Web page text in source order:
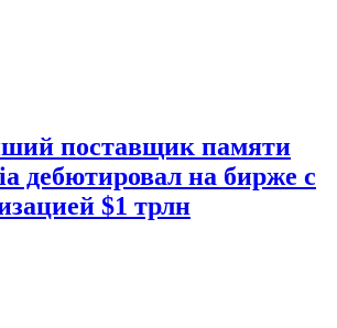
поставщик памяти
дебютировал на бирже с
$1 трлн